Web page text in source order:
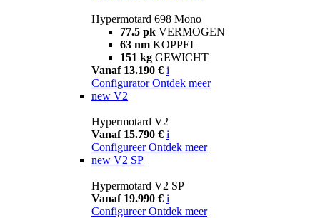
Hypermotard 698 Mono
77.5 pk VERMOGEN
63 nm KOPPEL
151 kg GEWICHT
Vanaf 13.190 € i
Configurator Ontdek meer
new V2
Hypermotard V2
Vanaf 15.790 € i
Configureer Ontdek meer
new V2 SP
Hypermotard V2 SP
Vanaf 19.990 € i
Configureer Ontdek meer